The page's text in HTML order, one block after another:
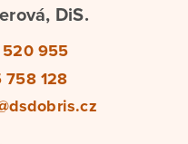
DiS.
520 955
758 128